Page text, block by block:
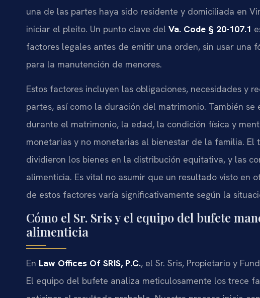
una de las partes haya sido residente y domiciliada en
iniciar el pleito. Un punto clave del Va. Code § 20-107.1
factores legales antes de emitir una orden, sin usar una
para la manutención de menores.
Estos factores incluyen las obligaciones, necesidades y
partes, así como la duración del matrimonio. También
durante el matrimonio, la edad, la condición física y
monetarias y no monetarias al bienestar de la familia. El
dividieron los bienes en la distribución equitativa, y las
alimenticia. Es vital no asumir que un resultado visto en
de estos factores varía significativamente según la
Cómo el Sr. Sris y el equipo del bufete
alimenticia
En Law Offices Of SRIS, P.C., el Sr. Sris, Propietario y
El equipo del bufete analiza meticulosamente los trece